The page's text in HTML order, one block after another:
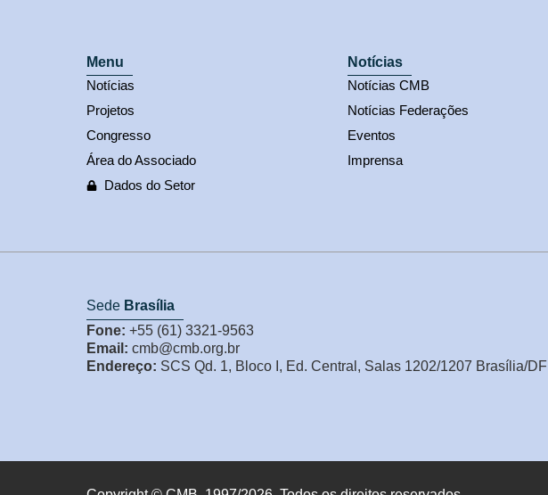
Menu
Notícias
Projetos
Congresso
Área do Associado
Dados do Setor
Notícias
Notícias CMB
Notícias Federações
Eventos
Imprensa
Sede Brasília
Fone: +55 (61) 3321-9563
Email: cmb@cmb.org.br
Endereço: SCS Qd. 1, Bloco I, Ed. Central, Salas 1202/1207 Brasília/DF